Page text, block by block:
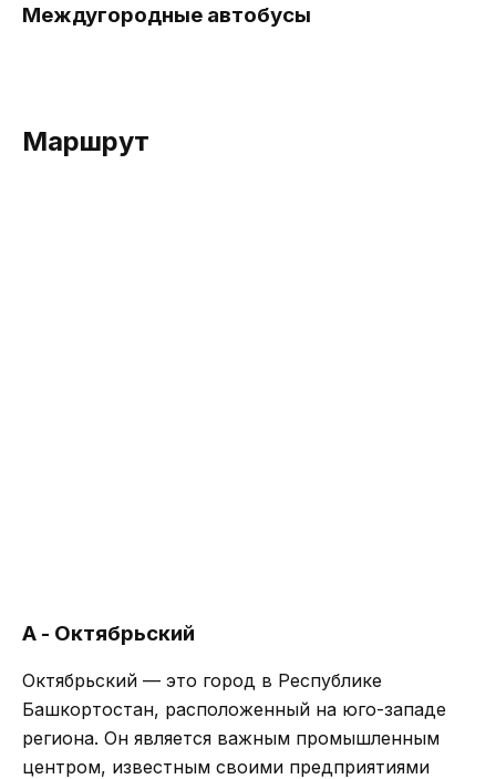
Междугородные автобусы
Маршрут
А - Октябрьский
Октябрьский — это город в Республике
Башкортостан, расположенный на юго-западе
региона. Он является важным промышленным
центром, известным своими предприятиями